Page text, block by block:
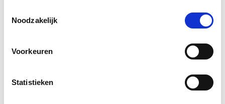
We slaan je cookievoorkeur op in je browser.
Noodzakelijk
Voorkeuren
Statistieken
DVGW-keur
Excentrisch